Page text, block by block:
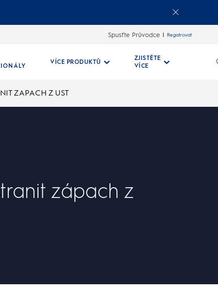
Spusťte Průvodce Registrovat
VÍCE PRODUKTŮ
ZJISTĚTE
VÍCE
ZAPACH Z UST
zápach z